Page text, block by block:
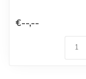
€--,--